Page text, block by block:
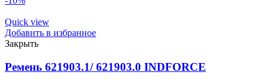
Quick view
Добавить в избранное
Закрыть
Ремень 621903.1/ 621903.0 INDFORCE